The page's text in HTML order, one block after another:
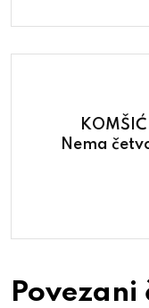
Nema
Povezani